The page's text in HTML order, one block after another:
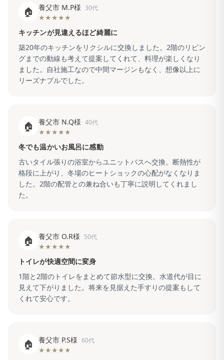
🏠 養父市 M.P様 30代
★★★★★
キッチンが見違えるほど綺麗に
築20年のキッチンをリクシルに交換しました。2階のリビン
グまでの動線も考えて提案してくれて、料理が楽しくなり
ました。自社施工なので中間マージンもなく、想像以上に
リーズナブルでした。
🏠 養父市 N.Q様 40代
★★★★★
冬でも温かいお風呂に感動
古いタイル張りの浴室からユニットバスへ交換。断熱性が
格段に上がり、冬場のヒートショックの心配がなくなりま
した。2階の配管との兼ね合いも丁寧に説明してくれまし
た。
🏠 養父市 O.R様 50代
★★★★★
トイレが快適空間に変身
1階と2階のトイレをまとめて節水型に交換。水道代が目に
見えて下がりました。将来を見据えた手すりの提案もして
くれて安心です。
🏠 養父市 P.S様 60代
★★★★★